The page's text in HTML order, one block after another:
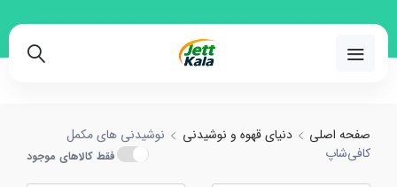
نوشیدنی های مکمل کافی‌شاپ با بهترین قیمت
صفحه اصلی دنیای قهوه و نوشیدنی
نوشیدنی های مکمل
کافی‌شاپ
فقط کالاهای موجود